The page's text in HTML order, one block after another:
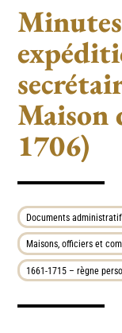
Maison
1706)
Documents
Maisons, officiers et
1661-1715 – règne